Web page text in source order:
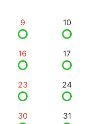
9 10
16 17
23 24
30 31